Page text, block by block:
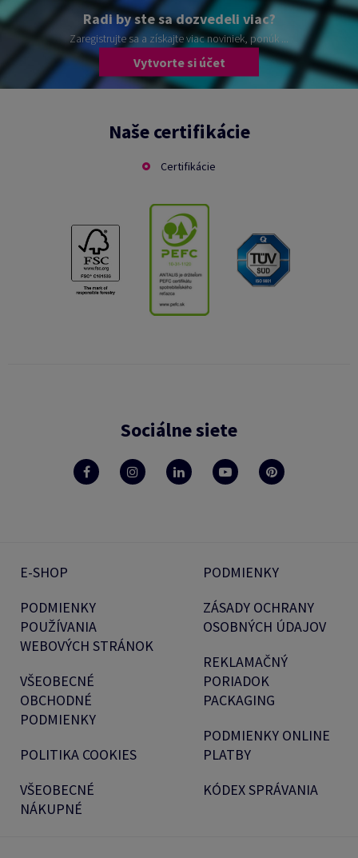
Radi by ste sa dozvedeli viac?
Zaregistrujte sa a získajte viac noviniek, ponúk ...
Vytvorte si účet
Naše certifikácie
Certifikácie
Sociálne siete
E-SHOP
PODMIENKY
POUŽÍVANIA
WEBOVÝCH STRÁNOK
VŠEOBECNÉ
OBCHODNÉ
PODMIENKY
POLITIKA COOKIES
VŠEOBECNÉ
NÁKUPNÉ
PODMIENKY
ZÁSADY OCHRANY
OSOBNÝCH ÚDAJOV
REKLAMAČNÝ
PORIADOK
PACKAGING
PODMIENKY ONLINE
PLATBY
KÓDEX SPRÁVANIA